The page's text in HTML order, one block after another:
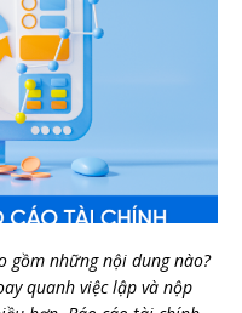
gồm những nội dung nào?
quanh việc lập và nộp